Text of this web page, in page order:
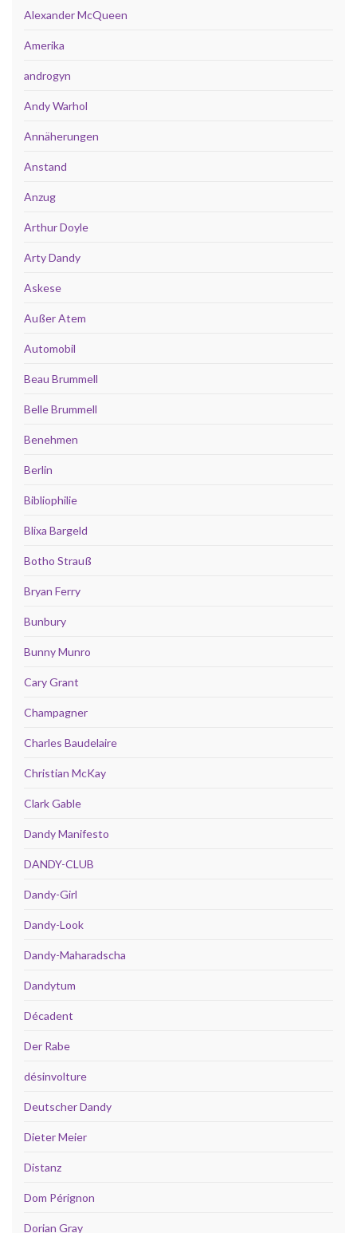
Alexander McQueen
Amerika
androgyn
Andy Warhol
Annäherungen
Anstand
Anzug
Arthur Doyle
Arty Dandy
Askese
Außer Atem
Automobil
Beau Brummell
Belle Brummell
Benehmen
Berlin
Bibliophilie
Blixa Bargeld
Botho Strauß
Bryan Ferry
Bunbury
Bunny Munro
Cary Grant
Champagner
Charles Baudelaire
Christian McKay
Clark Gable
Dandy Manifesto
DANDY-CLUB
Dandy-Girl
Dandy-Look
Dandy-Maharadscha
Dandytum
Décadent
Der Rabe
désinvolture
Deutscher Dandy
Dieter Meier
Distanz
Dom Pérignon
Dorian Gray